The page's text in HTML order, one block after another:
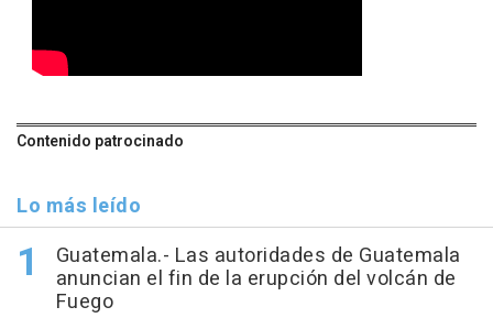
Contenido patrocinado
Lo más leído
Guatemala.- Las autoridades de Guatemala
anuncian el fin de la erupción del volcán de
Fuego